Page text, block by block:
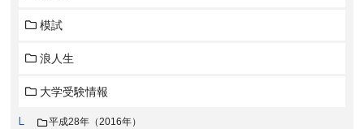
模試
浪人生
大学受験情報
平成28年（2016年）